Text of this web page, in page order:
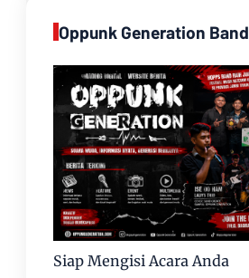
Oppunk Generation Band
Siap Mengisi Acara Anda